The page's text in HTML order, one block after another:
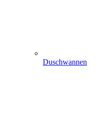
Duschwannen